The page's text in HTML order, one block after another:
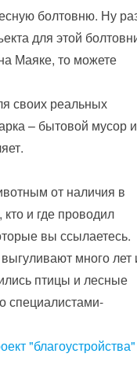
болтовню. Ну
для этой
Маяке, то можете
своих реальных
– бытовой мусор и
от наличия в
и где проводил
вы ссылаетесь.
много лет
птицы и лесные
специалистами-
"благоустройства"